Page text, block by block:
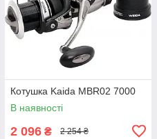
Котушка Kaida MBR02 7000
В наявності
2 096 ₴ 2 254 ₴